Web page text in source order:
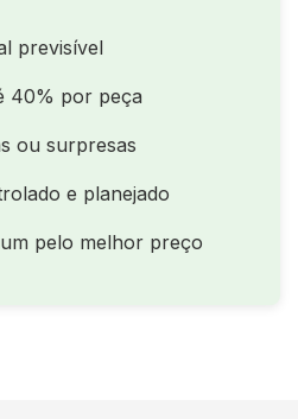
previsível
40% por peça
ou surpresas
e planejado
pelo melhor preço